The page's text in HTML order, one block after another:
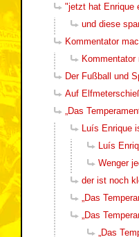
"jetzt hat Enrique
und diese
Kommentator
Der Fußball und
Auf
„Das
Luís Enrique
Luís
Wenger
der ist noch
„Das
„Das
„Das